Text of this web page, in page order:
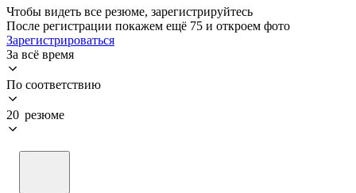
Чтобы видеть все резюме, зарегистрируйтесь
После регистрации покажем ещё 75 и откроем фото
Зарегистрироваться
За всё время
По соответствию
20 резюме